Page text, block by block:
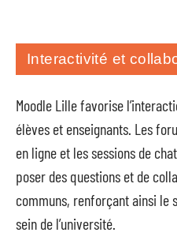
Interactivité et
Moodle Lille favorise
élèves et enseignants. Les
en ligne et les sessions de
poser des questions et de
communs, renforçant ainsi le
sein de l’université.